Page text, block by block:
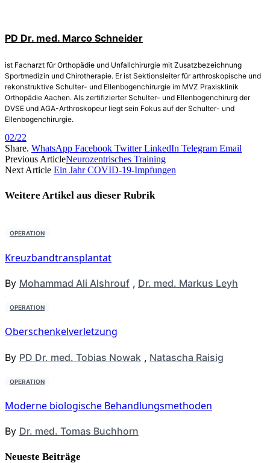
PD Dr. med. Marco Schneider
ist Facharzt für Orthopädie und Unfallchirurgie mit Zusatzbezeichnung
Sportmedizin und Chirotherapie. Er ist Sektionsleiter für arthroskopische und
rekonstruktive Schulter- und Ellenbogenchirurgie im MVZ Praxisklinik
Orthopädie Aachen. Als zertifizierter Schulter- und Ellenbogenchirurg der
DVSE und AGA-Arthroskopeur liegt sein Fokus auf der Schulter- und
Ellenbogenchirurgie.
02/22
Share. WhatsApp Facebook Twitter LinkedIn Telegram Email
Previous ArticleNeurozentrisches Training
Next Article Ein Jahr COVID-19-Impfungen
Weitere Artikel aus dieser Rubrik
OPERATION
Kreuzbandtransplantat
By Mohammad Ali Alshrouf , Dr. med. Markus Leyh
OPERATION
Oberschenkelverletzung
By PD Dr. med. Tobias Nowak , Natascha Raisig
OPERATION
Moderne biologische Behandlungsmethoden
By Dr. med. Tomas Buchhorn
Neueste Beiträge